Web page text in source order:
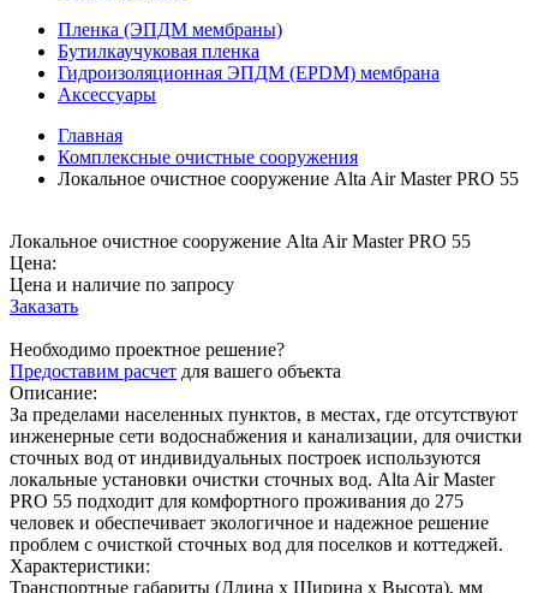
Пленка (ЭПДМ мембраны)
Бутилкаучуковая пленка
Гидроизоляционная ЭПДМ (EPDM) мембрана
Аксессуары
Главная
Комплексные очистные сооружения
Локальное очистное сооружение Alta Air Master PRO 55
Локальное очистное сооружение Alta Air Master PRO 55
Цена:
Цена и наличие по запросу
Заказать
Необходимо проектное решение?
Предоставим расчет для вашего объекта
Описание:
За пределами населенных пунктов, в местах, где отсутствуют
инженерные сети водоснабжения и канализации, для очистки
сточных вод от индивидуальных построек используются
локальные установки очистки сточных вод. Alta Air Master
PRO 55 подходит для комфортного проживания до 275
человек и обеспечивает экологичное и надежное решение
проблем с очисткой сточных вод для поселков и коттеджей.
Характеристики:
Транспортные габариты (Длина х Ширина х Высота), мм